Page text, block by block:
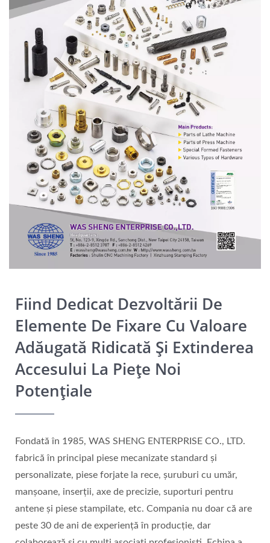
Fiind Dedicat Dezvoltării De
Elemente De Fixare Cu Valoare
Adăugată Ridicată Și Extinderea
Accesului La Piețe Noi
Potențiale
Fondată în 1985, WAS SHENG ENTERPRISE CO., LTD.
fabrică în principal piese mecanizate standard și
personalizate, piese forjate la rece, șuruburi cu umăr,
manșoane, inserții, axe de precizie, suporturi pentru
antene și piese stampilate, etc. Compania nu doar că are
peste 30 de ani de experiență în producție, dar